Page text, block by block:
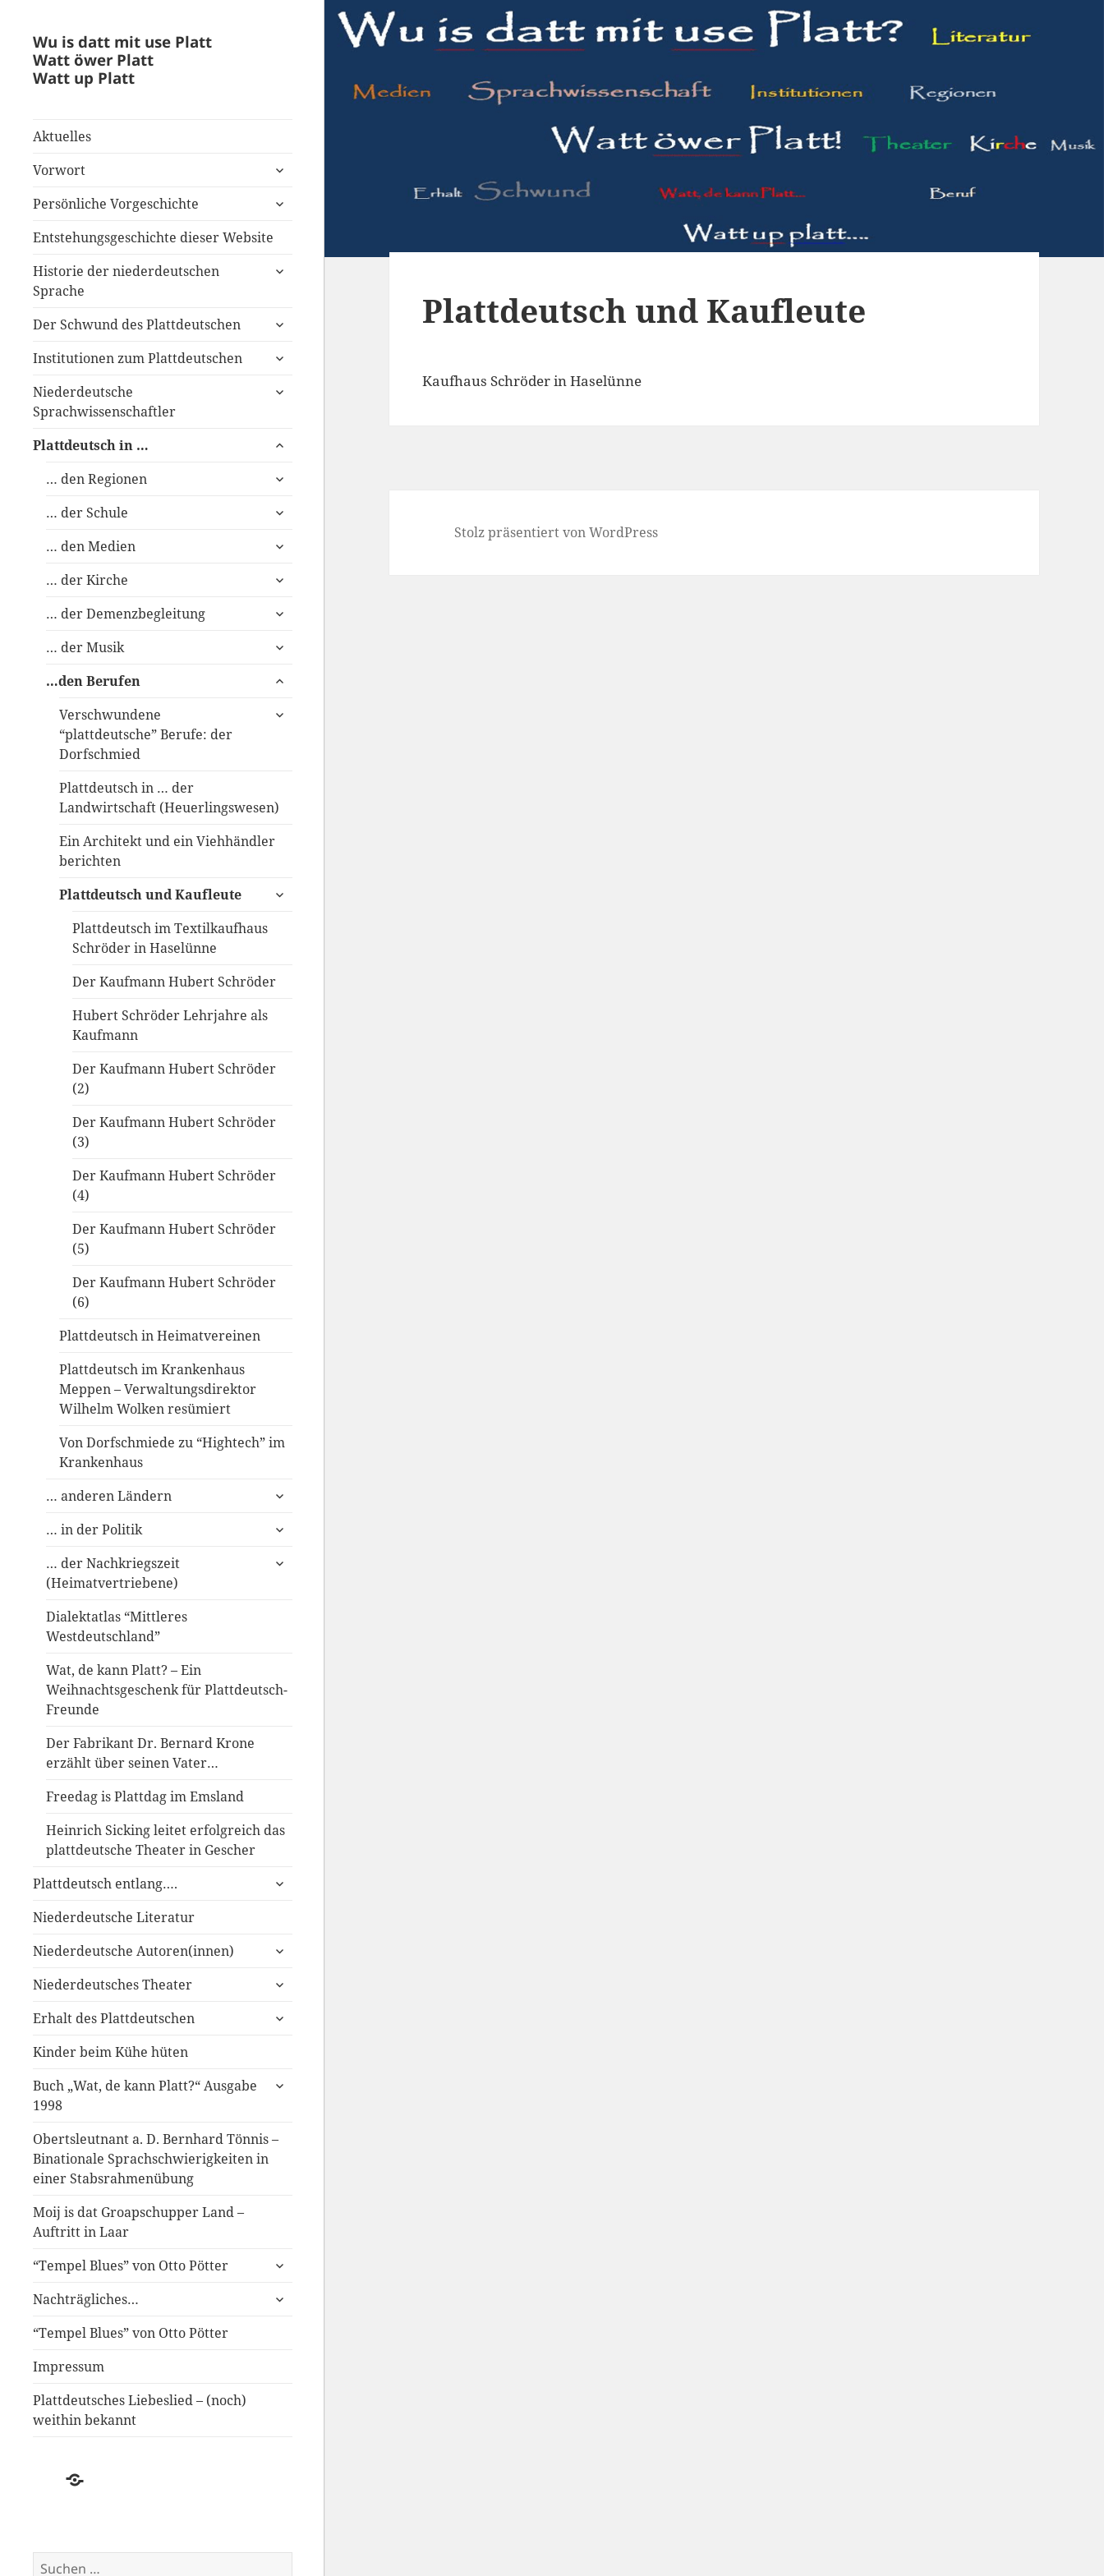
Wu is datt mit use Platt
Watt öwer Platt
Watt up Platt
Aktuelles
Vorwort
untermenü
Persönliche Vorgeschichte
untermenü
Entstehungsgeschichte dieser Website
Historie der niederdeutschen
Sprache
untermenü
Der Schwund des Plattdeutschen
untermenü
Institutionen zum Plattdeutschen
untermenü
Niederdeutsche
Sprachwissenschaftler
untermenü
Plattdeutsch in …
untermenü
… den Regionen
untermenü
… der Schule
untermenü
… den Medien
untermenü
… der Kirche
untermenü
… der Demenzbegleitung
untermenü
… der Musik
untermenü
…den Berufen
untermenü
Verschwundene
“plattdeutsche” Berufe: der
Dorfschmied
untermenü
Plattdeutsch in … der
Landwirtschaft (Heuerlingswesen)
Ein Architekt und ein Viehhändler
berichten
Plattdeutsch und Kaufleute
untermenü
Plattdeutsch im Textilkaufhaus
Schröder in Haselünne
Der Kaufmann Hubert Schröder
Hubert Schröder Lehrjahre als
Kaufmann
Der Kaufmann Hubert Schröder
(2)
Der Kaufmann Hubert Schröder
(3)
Der Kaufmann Hubert Schröder
(4)
Der Kaufmann Hubert Schröder
(5)
Der Kaufmann Hubert Schröder
(6)
Plattdeutsch in Heimatvereinen
Plattdeutsch im Krankenhaus
Meppen – Verwaltungsdirektor
Wilhelm Wolken resümiert
Von Dorfschmiede zu “Hightech” im
Krankenhaus
… anderen Ländern
untermenü
… in der Politik
untermenü
… der Nachkriegszeit
(Heimatvertriebene)
untermenü
Dialektatlas “Mittleres
Westdeutschland”
Wat, de kann Platt? – Ein
Weihnachtsgeschenk für Plattdeutsch-
Freunde
Der Fabrikant Dr. Bernard Krone
erzählt über seinen Vater…
Freedag is Plattdag im Emsland
Heinrich Sicking leitet erfolgreich das
plattdeutsche Theater in Gescher
Plattdeutsch entlang….
untermenü
Niederdeutsche Literatur
Niederdeutsche Autoren(innen)
untermenü
Niederdeutsches Theater
untermenü
Erhalt des Plattdeutschen
untermenü
Kinder beim Kühe hüten
Buch „Wat, de kann Platt?“ Ausgabe
1998
untermenü
Obertsleutnant a. D. Bernhard Tönnis –
Binationale Sprachschwierigkeiten in
einer Stabsrahmenübung
Moij is dat Groapschupper Land –
Auftritt in Laar
“Tempel Blues” von Otto Pötter
untermenü
Nachträgliches…
untermenü
“Tempel Blues” von Otto Pötter
Impressum
Plattdeutsches Liebeslied – (noch)
weithin bekannt
Der
Plattdeutschen
Suchen
Plattdeutsch und Kaufleute
Kaufhaus Schröder in Haselünne
Stolz präsentiert von WordPress